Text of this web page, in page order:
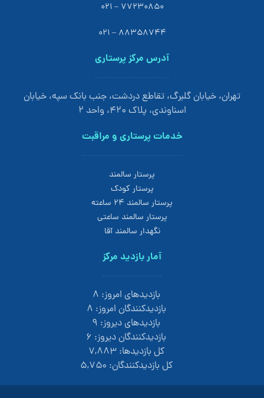
77230850 – 021
88358744 – 021
آدرس مرکز پرستاری
تهران، خیابان گلبرگ، تقاطع دردشت، جنب بانک سپه، خیابان
اسناوندی، پلاک 420، واحد 2
خدمات پرستاری و مراقبت
پرستار سالمند
پرستار کودک
پرستار سالمند 24 ساعته
پرستار سالمند ساعتی
نگهدار سالمند آقا
آمار بازدید مرکز
بازدیدهای امروز: ۸
بازدیدکنندگان امروز: ۸
بازدیدهای دیروز: ۹
بازدیدکنندگان دیروز: ۶
کل بازدیدها:۷,۸۸۳
کل بازدیدکنند‌گان: ۵,۷۵۰